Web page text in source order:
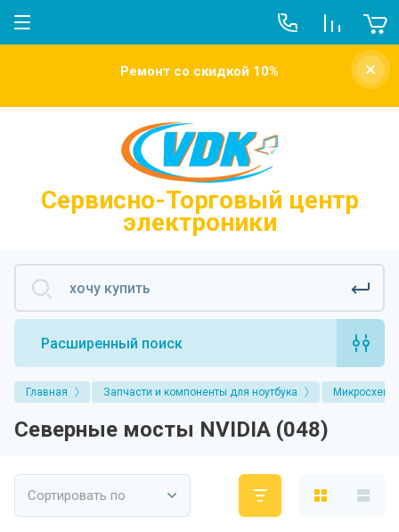
О компании
Новости
Напишите нам
Ремонт со скидкой 10%
Сервисно-Торговый центр
электроники
Расширенный поиск
Главная Запчасти и компоненты для ноутбука Микросхемы
Северные мосты NVIDIA (048)
Сортировать по